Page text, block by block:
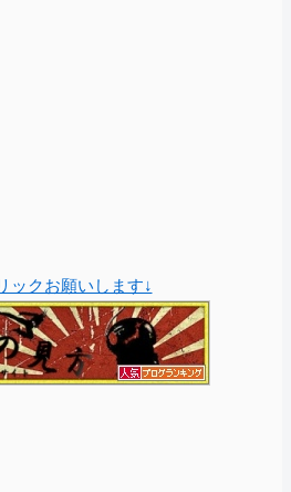
ックお願いします↓